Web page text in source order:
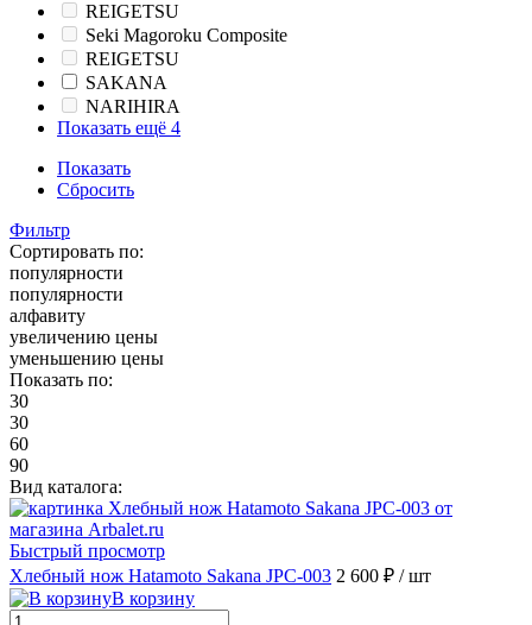
REIGETSU
Seki Magoroku Composite
REIGETSU
SAKANA
NARIHIRA
Показать ещё 4
Показать
Сбросить
Фильтр
Сортировать по:
популярности
популярности
алфавиту
увеличению цены
уменьшению цены
Показать по:
30
30
60
90
Вид каталога:
Быстрый просмотр
Хлебный нож Hatamoto Sakana JPC-003 2 600 ₽ / шт
В корзину